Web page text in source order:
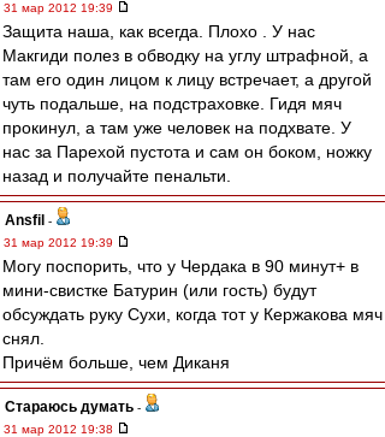
31 мар 2012 19:39
Защита наша, как всегда. Плохо . У нас
Макгиди полез в обводку на углу штрафной, а
там его один лицом к лицу встречает, а другой
чуть подальше, на подстраховке. Гидя мяч
прокинул, а там уже человек на подхвате. У
нас за Парехой пустота и сам он боком, ножку
назад и получайте пенальти.
Ansfil -
31 мар 2012 19:39
Могу поспорить, что у Чердака в 90 минут+ в
мини-свистке Батурин (или гость) будут
обсуждать руку Сухи, когда тот у Кержакова мяч
снял.
Причём больше, чем Диканя
Стараюсь думать -
31 мар 2012 19:38